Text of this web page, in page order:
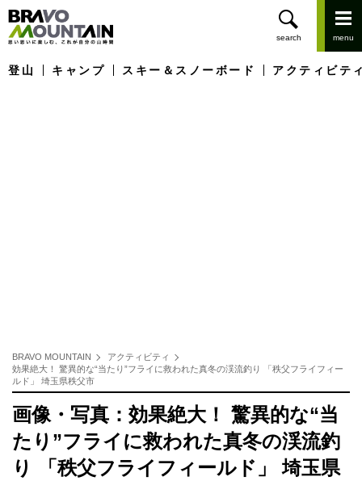
登山 キャンプ スキー＆スノーボード アクティビテ
BRAVO MOUNTAIN
アクティビティ
効果絶大！ 驚異的な“当たり”フライに救われた真冬の渓流釣り 「秩父フライフィー
ルド」 埼玉県秩父市
画像・写真：効果絶大！ 驚異的な“当
たり”フライに救われた真冬の渓流釣
り 「秩父フライフィールド」 埼玉県